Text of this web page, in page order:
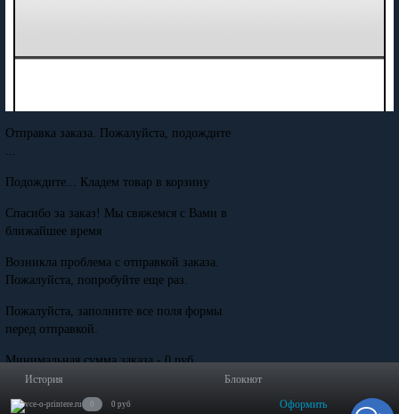
История Блокнот
0 0 руб Оформить
Отправка заказа. Пожалуйста, подождите
Подождите... Кладем товар в корзину
Спасибо за заказ! Мы свяжемся с Вами в
ближайшее время
Возникла проблема с отправкой заказа.
Пожалуйста, попробуйте еще раз.
Пожалуйста, заполните все поля формы
перед отправкой.
Минимальная сумма заказа - 0 руб.